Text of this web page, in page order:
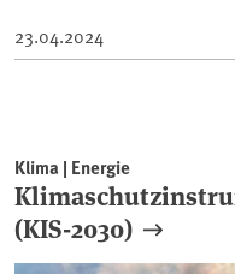
23.04.2024
Klima | Energie
(KIS-2030)